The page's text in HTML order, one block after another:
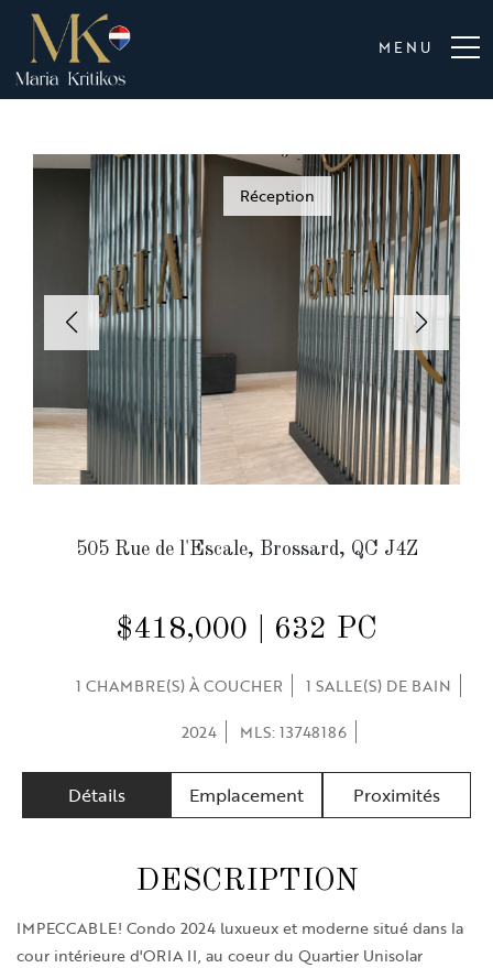
MENU
Réception
505 Rue de l'Escale, Brossard, QC J4Z
$418,000 | 632 PC
1 CHAMBRE(S) À COUCHER
1 SALLE(S) DE BAIN
2024
MLS: 13748186
Détails Emplacement Proximités
DESCRIPTION
IMPECCABLE! Condo 2024 luxueux et moderne situé dans la
cour intérieure d'ORIA II, au coeur du Quartier Unisolar